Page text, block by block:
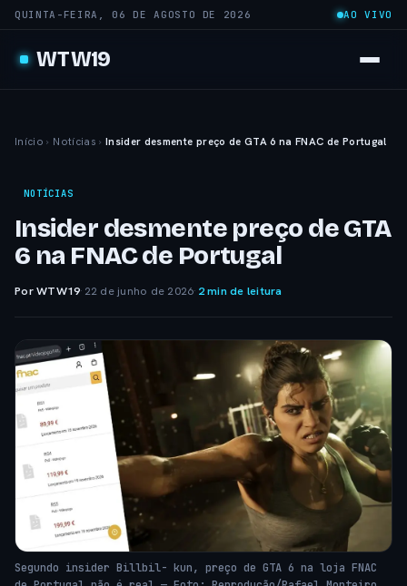
QUINTA-FEIRA, 06 DE AGOSTO DE 2026 AO VIVO
WTW19
Início › Notícias › Insider desmente preço de GTA 6 na FNAC de Portugal
NOTÍCIAS
Insider desmente preço de GTA
6 na FNAC de Portugal
Por WTW19· 22 de junho de 2026· 2 min de leitura
Segundo insider Billbil- kun, preço de GTA 6 na loja FNAC